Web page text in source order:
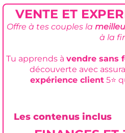
+ Automatiser les
gagner du tempsau
couples comprennent vite
le fais, et pourquoi ils
Définir ton client idéal
bonnes demandes.
Construire unestratégie
travaillent dans le même sens
VENTE ET
Offre à tes couples la
à la
Tu apprends à vendre sans
découverte avec
expérience client5⭐
Les contenus inclus
Préparer tes rendez-